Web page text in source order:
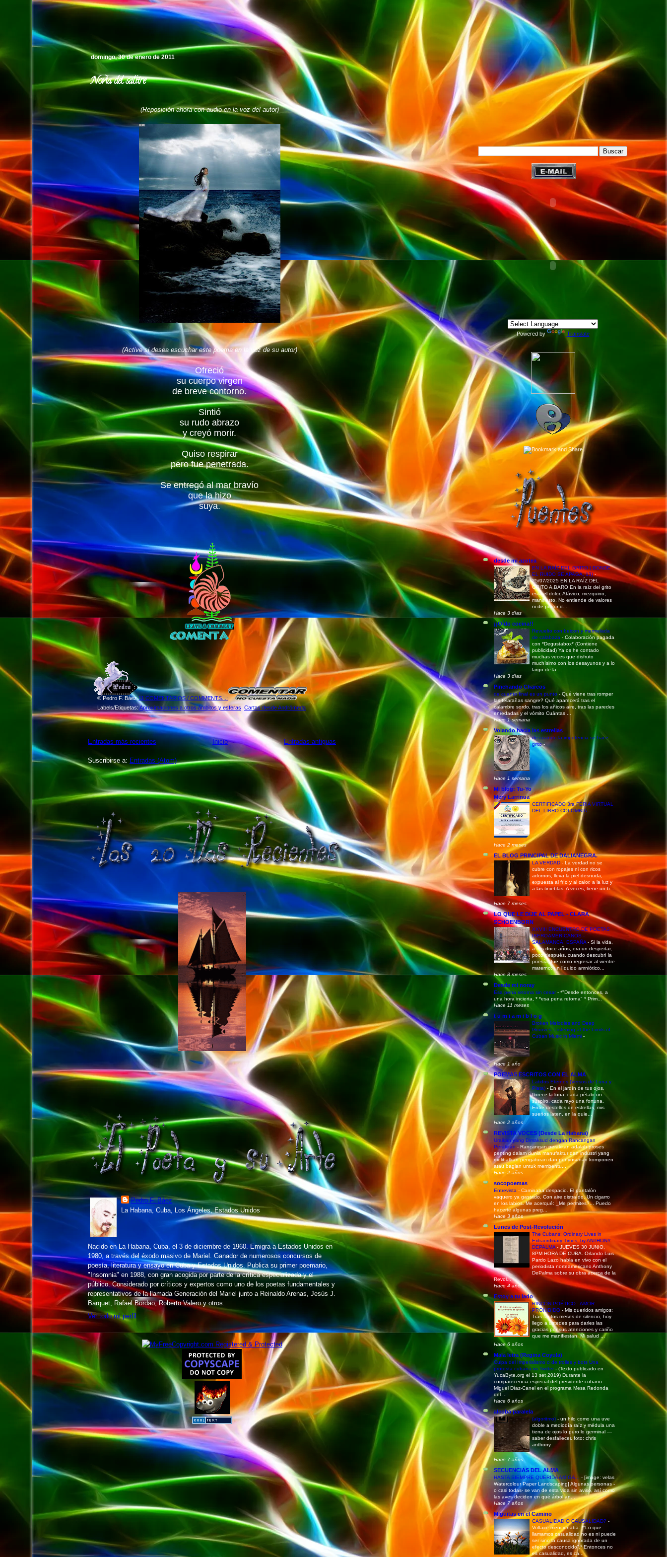
domingo, 30 de enero de 2011
Novia del salitre
(Reposición ahora con audio en la voz del autor)
(Active si desea escuchar este poema en la voz de su autor)
Ofreció
su cuerpo virgen
de breve contorno.
Sintió
su rudo abrazo
y creyó morir.
Quiso respirar
pero fue penetrada.
Se entregó al mar bravío
que la hizo
suya.
©Pedro F. Báez 11 COMENTARIOS / COMMENTS...:
Labels/Etiquetas: Aproximaciones a otros ámbitos y esferas Cartas desde Andrómeda
Entradas más recientes Entradas antiguas
Inicio
Suscribirse a: Entradas (Atom)
Pedro F. Báez
La Habana, Cuba, Los Ángeles, Estados Unidos
Nacido en La Habana, Cuba, el 3 de diciembre de 1960. Emigra a Estados Unidos en
1980, a través del éxodo masivo de Mariel. Ganador de numerosos concursos de
poesía, literatura y ensayo en Cuba y Estados Unidos. Publica su primer poemario,
"Insomnia" en 1988, con gran acogida por parte de la crítica especializada y el
público. Considerado por críticos y expertos como uno de los poetas fundamentales y
representativos de la llamada Generación del Mariel junto a Reinaldo Arenas, Jesús J.
Barquet, Rafael Bordao, Roberto Valero y otros.
Ver todo mi perfil
Powered by Translate
desde mi azotea
EN LA RAÍZ DEL GRITO ( DONDE
EL RUIDO SE APAGA, 13)-
25/07/2025 EN LA RAÍZ DEL
GRITO A.BARO En la raíz del grito
está el dolor. Atávico, mezquino,
manifiesto. No entiende de valores
ni de pudor d...
Hace 3 días
¡¡Oído cocina!!
Revuelto con beicon y mermelada
de calabaza - Colaboración pagada
con *Degustabox* (Contiene
publicidad) Ya os he contado
muchas veces que disfruto
muchísimo con los desayunos y a lo
largo de la ...
Hace 3 días
Pinchando Charcos
de cuanto final es un punto - Qué viene tras romper
las telarañas sangre? Qué aparecerá tras el
calambre sordo, tras los añicos aire, tras las paredes
enredadas y el vómito Cuántas ...
Hace 1 semana
Volando hacia las estrellas
de cuando la impotencia se hace
grito-
Hace 1 semana
Mi blog: Tu-Yo
Mery Larrinua
CERTIFICADO 3ra FERIA VIRTUAL
DEL LIBRO COLOMBIA -
Hace 2 meses
EL BLOG PRINCIPAL DE DALIANEGRA.
LA VERDAD - La verdad no se
cubre con ropajes ni con ricos
adornos, lleva la piel desnuda,
expuesta al frío y al calor, a la luz y
a las tinieblas. A veces, tiene un b...
Hace 7 meses
LO QUE LE DIJE AL PAPEL - CLARA
SCHOENBORN
XXVIII ENCUENTRO DE POETAS
IBEROAMERICANOS -
SALAMANCA, ESPAÑA - Si la vida,
a mis doce años, era un despertar,
poco después, cuando descubrí la
poesía, fue como regresar al vientre
materno: un líquido amniótico...
Hace 8 meses
Desde mi noray
Esa pena retorna sin cesar- *"Desde entonces, a
una hora incierta, * *esa pena retorna" * Prim...
Hace 11 meses
t u m i a m i b l o g
Broken Melodies and Deep
Grooves: Listening at the Limits of
Cuban Music in Miami -
Hace 1 año
POEMAS ESCRITOS CON EL ALMA
Latidos Eternos (Versos de Luna y
Plata) - En el jardín de tus ojos,
florece la luna, cada pétalo un
suspiro, cada rayo una fortuna.
Entre destellos de estrellas, mis
sueños laten, en la quie...
Hace 2 años
REVISTA VOCES (Desde La Habana)
Uraikan yang Dimaksud dengan Rancangan
Perakitan - Rancangan perakitan adalah proses
penting dalam dunia manufaktur dan industri yang
melibatkan pengaturan dan penyusunan komponen
atau bagian untuk membentu...
Hace 2 años
socopoemas
Entrevista - Caminaba despacio. El pantalón
vaquero ya gastado. Con aire distraído. Un cigarro
en los labios. Me acerqué: _Me permites?... Puedo
hacerte algunas preg...
Hace 3 años
Lunes de Post-Revolución
The Cubans: Ordinary Lives in
Extraordinary Times, by ANTHONY
DEPALMA- JUEVES 30 JUNIO,
8PM HORA DE CUBA. Orlando Luis
Pardo Lazo habla en vivo con el
periodista norteamericano Anthony
DePalma sobre su obra acerca de la
Revol...
Hace 4 años
Estoy a tu lado
RINCÓN POÉTICO : AMOR
PROHIBIDO - Mis queridos amigos:
Tras tantos meses de silencio, hoy
llego a ustedes para darles las
gracias por sus atenciones y cariño
que me manifiestan. Mi salud ...
Hace 6 años
Mala letra (Regina Coyula)
Culpa del Imperialismo o de trolles y bots Una
protesta cubana vs Twitter- (Texto publicado en
YucaByte.org el 13 set 2019) Durante la
comparecencia especial del presidente cubano
Miguel Díaz-Canel en el programa Mesa Redonda
del ...
Hace 6 años
alcoba paralela
(algoritmo) - un hilo como una uve
doble a mediodía raíz y médula una
tierra de ojos lo puro lo germinal —
saber desfallecer. foto: chris
anthony
Hace 7 años
SECUENCIAS DEL ALMA
HASTA SIEMPRE QUERIDA AMIGA... - [image: velas
Watercolour Paper Landscaping] Algunas personas -
o casi todas- se van de esta vida sin aviso, así como
las aves deciden en qué árbol an...
Hace 7 años
Miguitas en el Camino
CASUALIDAD O CAUSALIDAD? -
Voltaire mencionaba: *“Lo que
llamamos casualidad no es ni puede
ser sino la causa ignorada de un
efecto desconocido”.* Entonces no
es casualidad, es ca...